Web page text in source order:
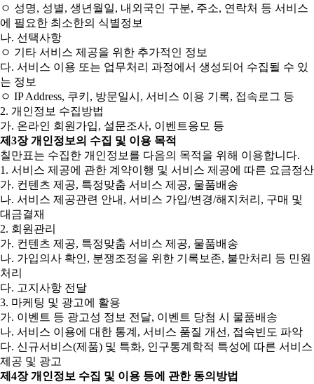
ㅇ 성명, 성별, 생년월일, 내외국인 구분, 주소, 연락처 등 서비스
에 필요한 최소한의 식별정보
나. 선택사항
ㅇ 기타 서비스 제공을 위한 추가적인 정보
다. 서비스 이용 또는 업무처리 과정에서 생성되어 수집될 수 있
는 정보
ㅇ IP Address, 쿠키, 방문일시, 서비스 이용 기록, 접속로그 등
2. 개인정보 수집방법
가. 온라인 회원가입, 설문조사, 이벤트응모 등
제3장 개인정보의 수집 및 이용 목적
칠만표는 수집한 개인정보를 다음의 목적을 위해 이용합니다.
1. 서비스 제공에 관한 계약이행 및 서비스 제공에 따른 요금정산
가. 컨텐츠 제공, 특정맞춤 서비스 제공, 물품배송
나. 서비스 제공관련 안내, 서비스 가입/변경/해지처리, 구매 및
대금결재
2. 회원관리
가. 컨텐츠 제공, 특정맞춤 서비스 제공, 물품배송
나. 가입의사 확인, 분쟁조정을 위한 기록보존, 불만처리 등 민원
처리
다. 고지사항 전달
3. 마케팅 및 광고에 활용
가. 이벤트 등 광고성 정보 전달, 이벤트 당첨 시 물품배송
나. 서비스 이용에 대한 통계, 서비스 품질 개선, 접속빈도 파악
다. 신규서비스(제품) 및 특화, 인구통계학적 특성에 따른 서비스
제공 및 광고
제4장 개인정보 수집 및 이용 등에 관한 동의방법